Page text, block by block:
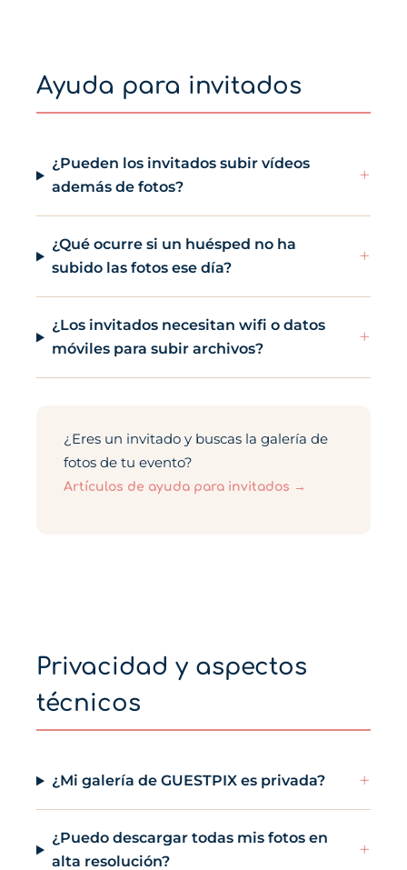
Ayuda para invitados
¿Pueden los invitados subir vídeos
además de fotos?
+
¿Qué ocurre si un huésped no ha
subido las fotos ese día?
+
¿Los invitados necesitan wifi o datos
móviles para subir archivos?
+
¿Eres un invitado y buscas la galería de
fotos de tu evento?
Artículos de ayuda para invitados →
Privacidad y aspectos
técnicos
¿Mi galería de GUESTPIX es privada? +
¿Puedo descargar todas mis fotos en
alta resolución?
+